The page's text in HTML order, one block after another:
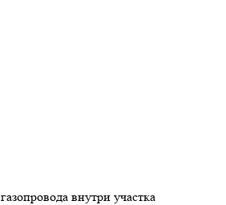
внутри участка